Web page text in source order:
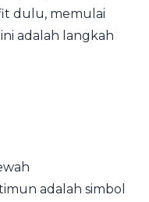
dulu, memulai
adalah langkah
adalah simbol